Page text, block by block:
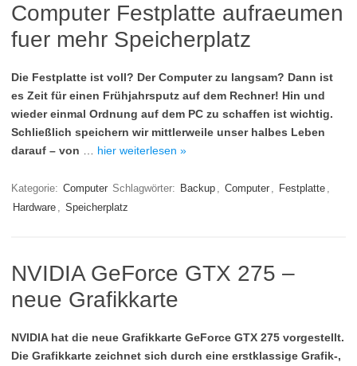
Computer Festplatte aufraeumen
fuer mehr Speicherplatz
Die Festplatte ist voll? Der Computer zu langsam? Dann ist
es Zeit für einen Frühjahrsputz auf dem Rechner! Hin und
wieder einmal Ordnung auf dem PC zu schaffen ist wichtig.
Schließlich speichern wir mittlerweile unser halbes Leben
darauf – von
hier weiterlesen »
Kategorie: Computer Schlagwörter: Backup , Computer , Festplatte ,
Hardware , Speicherplatz
NVIDIA GeForce GTX 275 –
neue Grafikkarte
NVIDIA hat die neue Grafikkarte GeForce GTX 275 vorgestellt.
Die Grafikkarte zeichnet sich durch eine erstklassige Grafik-,